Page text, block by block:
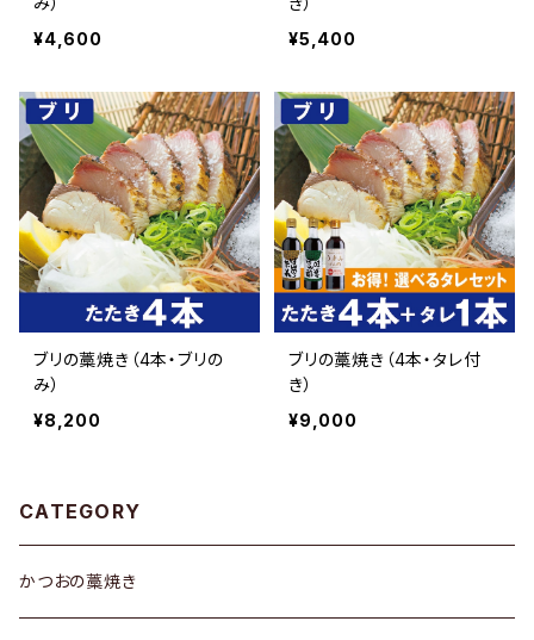
¥4,600
¥5,400
ブリの藁焼き（4本・ブリの
み）
¥8,200
ブリの藁焼き（4本・タレ付
き）
¥9,000
CATEGORY
かつおの藁焼き